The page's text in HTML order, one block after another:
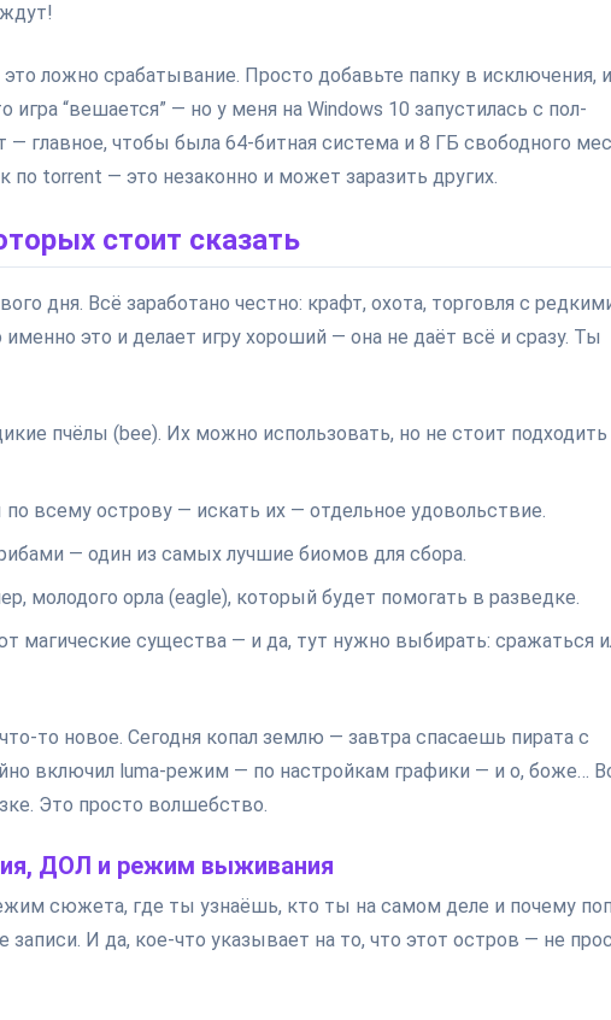
ложно срабатывание. Просто добавьте папку в исключения, и
игра “вешается” — но у меня на Windows 10 запустилась с пол-
главное, чтобы была 64-битная система и 8 ГБ свободного
torrent — это незаконно и может заразить других.
стоит сказать
дня. Всё заработано честно: крафт, охота, торговля с
это и делает игру хороший — она не даёт всё и сразу. Ты
пчёлы (bee). Их можно использовать, но не стоит подходить
всему острову — искать их — отдельное удовольствие.
— один из самых лучшие биомов для сбора.
молодого орла (eagle), который будет помогать в разведке.
магические существа — и да, тут нужно выбирать: сражаться
то новое. Сегодня копал землю — завтра спасаешь пирата с
включил luma-режим — по настройкам графики — и о, боже…
Это просто волшебство.
ДОЛ и режим выживания
сюжета, где ты узнаёшь, кто ты на самом деле и почему
И да, кое-что указывает на то, что этот остров — не